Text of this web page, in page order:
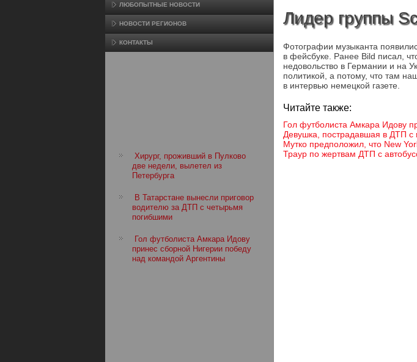
ЛЮБОПЫТНЫЕ НОВОСТИ
НОВОСТИ РЕГИОНОВ
КОНТАКТЫ
Хирург, проживший в Пулково
две недели, вылетел из
Петербурга
В Татарстане вынесли приговор
водителю за ДТП с четырьмя
погибшими
Гол футболиста Амкара Идову
принес сборной Нигерии победу
над командой Аргентины
Лидер группы
Фотографии музыканта
в фейсбуке. Ранее Bild писал,
недовольство в Германии и на
политикой, а потому, что там
в интервью немецкой газете.
Читайте также:
Гол футболиста Амкара Идову
Девушка, пострадавшая в ДТП с
Мутко предположил, что New
Траур по жертвам ДТП с